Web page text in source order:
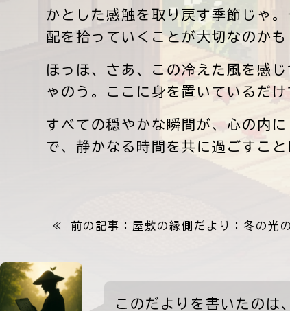
かとした感触を取り戻す季節じゃ
配を拾っていくことが大切なのかも
ほっほ、さあ、この冷えた風を感
ゃのう。ここに身を置いているだ
すべての穏やかな瞬間が、心の内
で、静かなる時間を共に過ごすこと
≪ 前の記事： 屋敷の縁側だより：冬の光
喜多八からの案内
このだよりを書いたのは